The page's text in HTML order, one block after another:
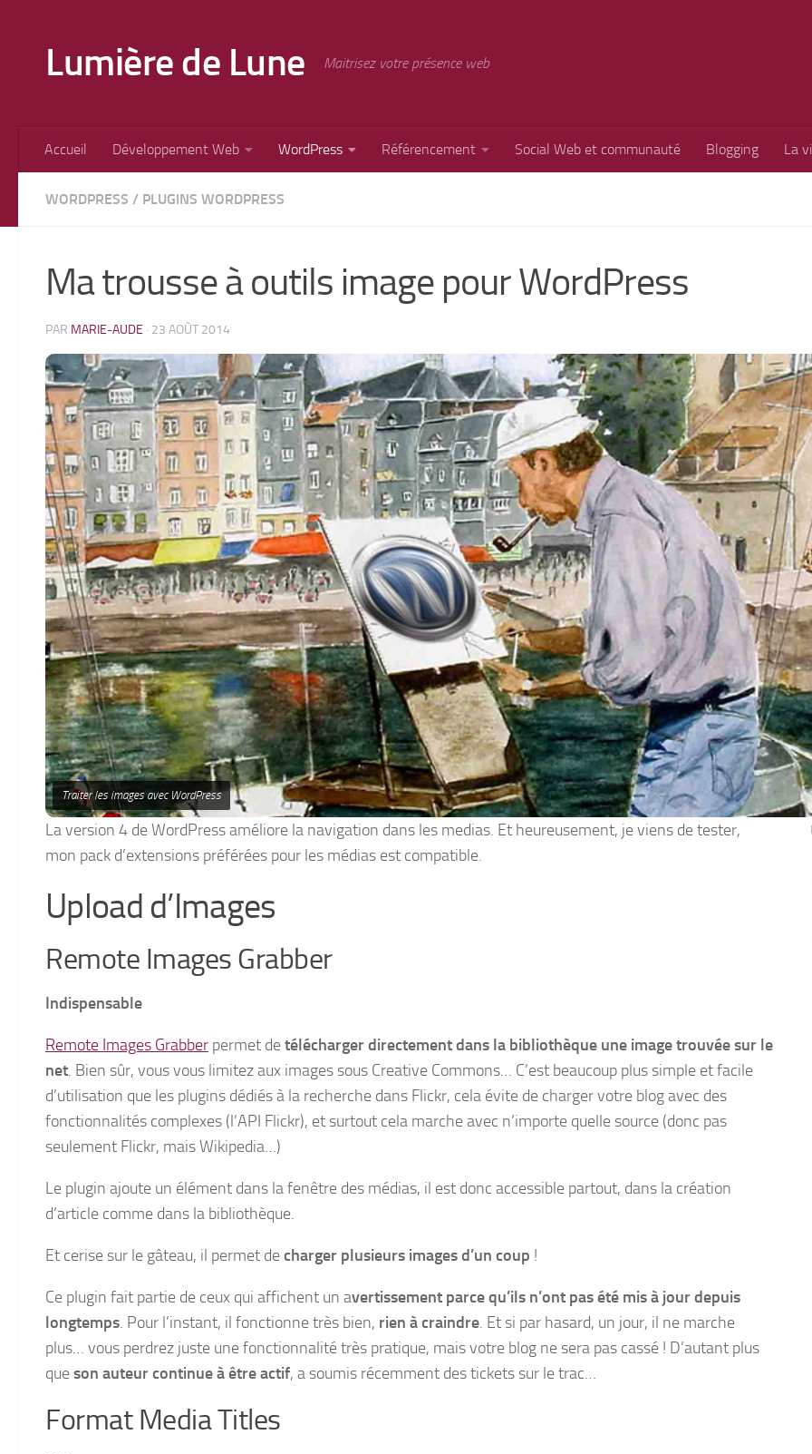
Lumière de Lune Maitrisez votre présence web
Accueil Développement Web WordPress Référencement Social Web et communauté Blogging La
WORDPRESS / PLUGINS WORDPRESS
Ma trousse à outils image pour WordPress
PAR MARIE-AUDE · 23 AOÛT 2014
Traiter les images avec WordPress
La version 4 de WordPress améliore la navigation dans les medias. Et heureusement, je viens de tester,
mon pack d’extensions préférées pour les médias est compatible.
Upload d’Images
Remote Images Grabber
Indispensable
Remote Images Grabber permet detélécharger directement dans la bibliothèque une image trouvée sur le
net. Bien sûr, vous vous limitez aux images sous Creative Commons… C’est beaucoup plus simple et facile
d’utilisation que les plugins dédiés à la recherche dans Flickr, cela évite de charger votre blog avec des
fonctionnalités complexes (l’API Flickr), et surtout cela marche avec n’importe quelle source (donc pas
seulement Flickr, mais Wikipedia…)
Le plugin ajoute un élément dans la fenêtre des médias, il est donc accessible partout, dans la création
d’article comme dans la bibliothèque.
Et cerise sur le gâteau, il permet decharger plusieurs images d’un coup !
Ce plugin fait partie de ceux qui affichent un avertissement parce qu’ils n’ont pas été mis à jour depuis
longtemps. Pour l’instant, il fonctionne très bien, rien à craindre. Et si par hasard, un jour, il ne marche
plus… vous perdrez juste une fonctionnalité très pratique, mais votre blog ne sera pas cassé ! D’autant plus
queson auteur continue à être actif, a soumis récemment des tickets sur le trac…
Format Media Titles